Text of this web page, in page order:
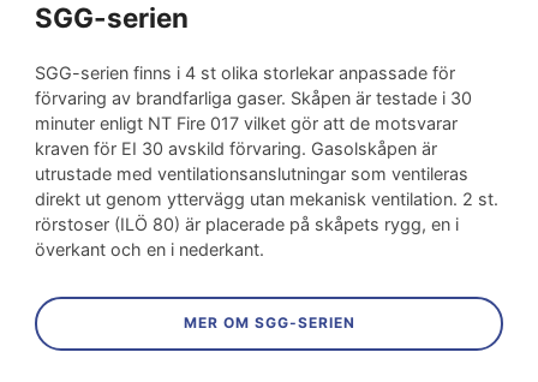
SGG-serien
SGG-serien finns i 4 st olika storlekar anpassade för
förvaring av brandfarliga gaser. Skåpen är testade i 30
minuter enligt NT Fire 017 vilket gör att de motsvarar
kraven för EI 30 avskild förvaring. Gasolskåpen är
utrustade med ventilationsanslutningar som ventileras
direkt ut genom yttervägg utan mekanisk ventilation. 2 st.
rörstoser (ILÖ 80) är placerade på skåpets rygg, en i
överkant och en i nederkant.
MER OM SGG-SERIEN